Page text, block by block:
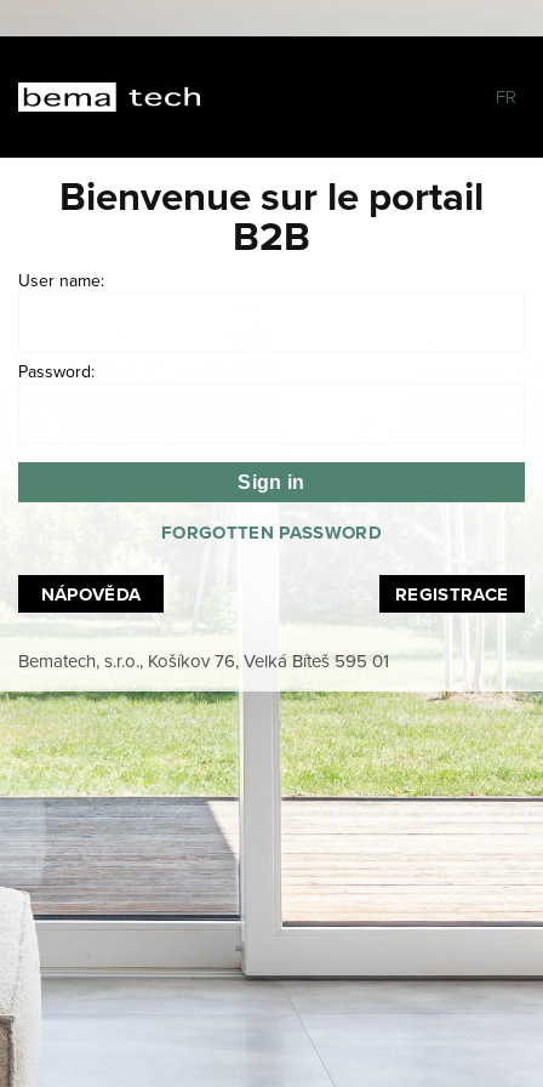
FR
Bienvenue sur le portail
B2B
User name:
Password:
FORGOTTEN PASSWORD
NÁPOVĚDA REGISTRACE
Bematech, s.r.o., Košíkov 76, Velká Bíteš 595 01